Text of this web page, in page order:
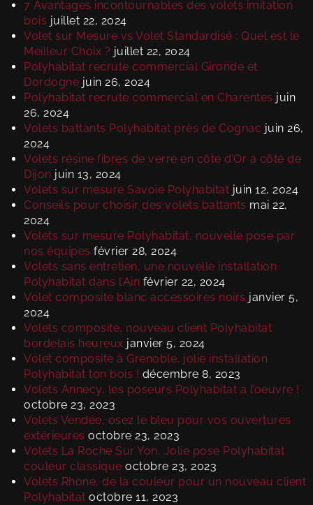
7 Avantages incontournables des volets imitation
bois juillet 22, 2024
Volet sur Mesure vs Volet Standardisé : Quel est le
Meilleur Choix ? juillet 22, 2024
Polyhabitat recrute commercial Gironde et
Dordogne juin 26, 2024
Polyhabitat recrute commercial en Charentes juin
26, 2024
Volets battants Polyhabitat près de Cognac juin 26,
2024
Volets résine fibres de verre en côte d’Or a côté de
Dijon juin 13, 2024
Volets sur mesure Savoie Polyhabitat juin 12, 2024
Conseils pour choisir des volets battants mai 22,
2024
Volets sur mesure Polyhabitat, nouvelle pose par
nos équipes février 28, 2024
Volets sans entretien, une nouvelle installation
Polyhabitat dans l’Ain février 22, 2024
Volet composite blanc accessoires noirs janvier 5,
2024
Volets composite, nouveau client Polyhabitat
bordelais heureux janvier 5, 2024
Volet composite à Grenoble, jolie installation
Polyhabitat ton bois ! décembre 8, 2023
Volets Annecy, les poseurs Polyhabitat a l’oeuvre !
octobre 23, 2023
Volets Vendée, osez le bleu pour vos ouvertures
extérieures octobre 23, 2023
Volets La Roche Sur Yon, Jolie pose Polyhabitat
couleur classique octobre 23, 2023
Volets Rhone, de la couleur pour un nouveau client
Polyhabitat octobre 11, 2023